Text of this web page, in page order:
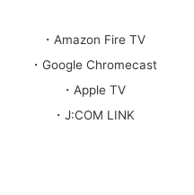
・Amazon Fire TV
・Google Chromecast
・Apple TV
・J:COM LINK